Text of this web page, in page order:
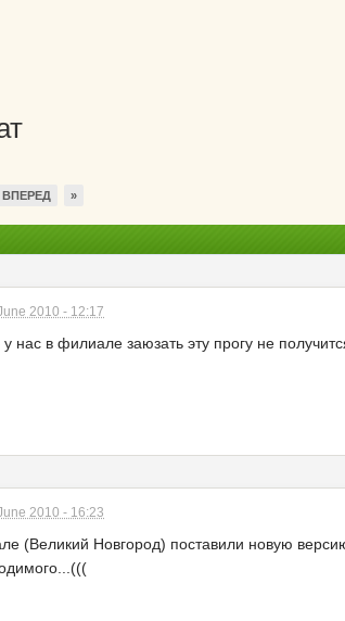
ВПЕРЕД »
2010 - 12:17
нас в филиале заюзать эту прогу не
2010 - 16:23
(Великий Новгород) поставили новую